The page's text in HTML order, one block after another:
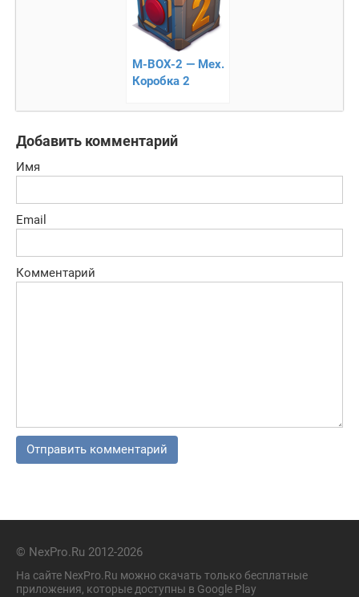
M-BOX-2 — Мех.
Коробка 2
Добавить комментарий
Имя
Email
Комментарий
© NexPro.Ru 2012-2026
На сайте NexPro.Ru можно скачать только бесплатные
приложения, которые доступны в Google Play